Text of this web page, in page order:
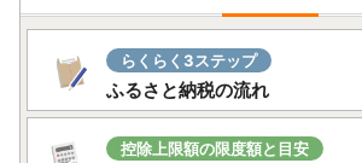
せて期限内に下記へご郵送下さい。
〒311-3892 茨城県行方市麻生1561番地9
行方市ふるさと応援寄附金事務局
（行方市企画部魅力発信課）
らくらく3ステップ
ふるさと納税の流れ
控除上限額の限度額と目安